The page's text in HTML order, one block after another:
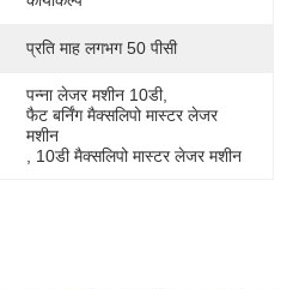
प्रति माह लगभग 50 पीसी
पन्ना लेजर मशीन 10डी,
फैट बर्निंग मैक्सलिपो मास्टर लेजर
मशीन
10डी मैक्सलिपो मास्टर लेजर मशीन